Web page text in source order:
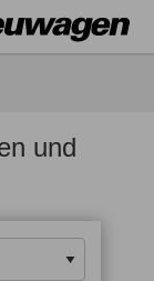
und